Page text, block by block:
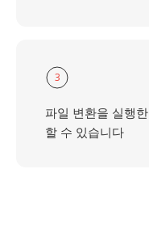
3
파일 변환을 실행
할 수 있습니다